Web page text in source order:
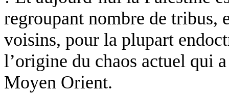
regroupant nombre de tribus,
voisins, pour la plupart
l’origine du chaos actuel qui
Moyen Orient.